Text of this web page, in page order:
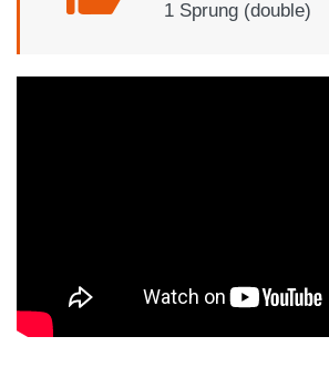
1 Sprung (double)